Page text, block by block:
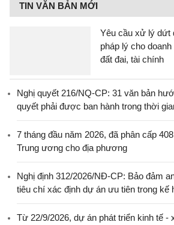
TIN VĂN BẢN MỚI
Yêu cầu xử lý dứt
pháp lý cho
đất đai, tài chính
Nghị quyết 216/NQ-CP: 31 văn bản
quyết phải được ban hành trong thời
7 tháng đầu năm 2026, đã phân cấp
Trung ương cho địa phương
Nghị định 312/2026/NĐ-CP: Bảo đảm
tiêu chí xác định dự án ưu tiên trong kế
Từ 22/9/2026, dự án phát triển kinh tế -